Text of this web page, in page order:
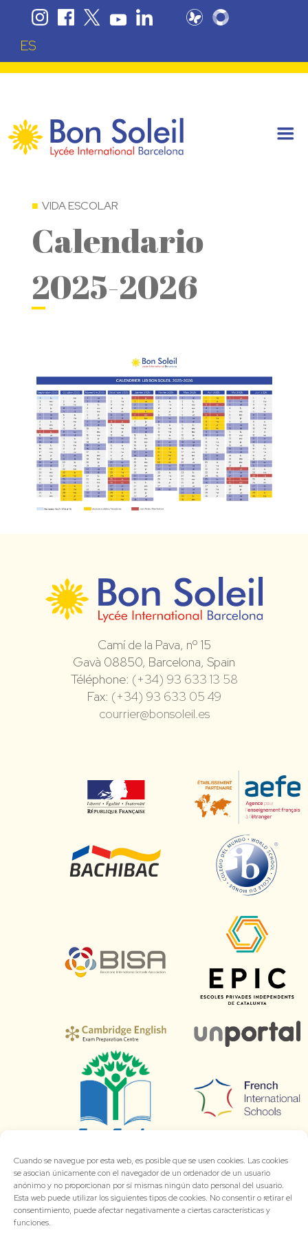
Cuando se navegue por esta web, es posible que se usen cookies. Las cookies
se asocian únicamente con el navegador de un ordenador de un usuario
anónimo y no proporcionan por sí mismas ningún dato personal del usuario.
Esta web puede utilizar los siguientes tipos de cookies. No consentir o retirar el
consentimiento, puede afectar negativamente a ciertas características y
funciones.
ES
VIDA ESCOLAR
Calendario
2025-2026
Camí de la Pava, nº 15
Gavà 08850, Barcelona, Spain
Téléphone: (+34) 93 633 13 58
Fax: (+34) 93 633 05 49
courrier@bonsoleil.es